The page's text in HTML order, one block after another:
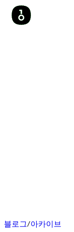
블로그/아카이브